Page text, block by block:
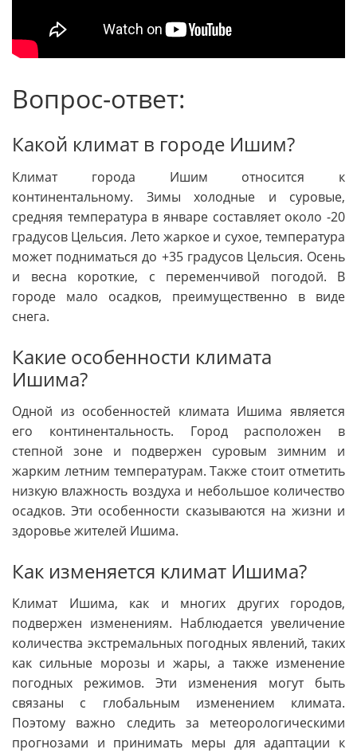
Вопрос-ответ:
Какой климат в городе Ишим?
Климат города Ишим относится к
континентальному. Зимы холодные и суровые,
средняя температура в январе составляет около -20
градусов Цельсия. Лето жаркое и сухое, температура
может подниматься до +35 градусов Цельсия. Осень
и весна короткие, с переменчивой погодой. В
городе мало осадков, преимущественно в виде
снега.
Какие особенности климата
Ишима?
Одной из особенностей климата Ишима является
его континентальность. Город расположен в
степной зоне и подвержен суровым зимним и
жарким летним температурам. Также стоит отметить
низкую влажность воздуха и небольшое количество
осадков. Эти особенности сказываются на жизни и
здоровье жителей Ишима.
Как изменяется климат Ишима?
Климат Ишима, как и многих других городов,
подвержен изменениям. Наблюдается увеличение
количества экстремальных погодных явлений, таких
как сильные морозы и жары, а также изменение
погодных режимов. Эти изменения могут быть
связаны с глобальным изменением климата.
Поэтому важно следить за метеорологическими
прогнозами и принимать меры для адаптации к